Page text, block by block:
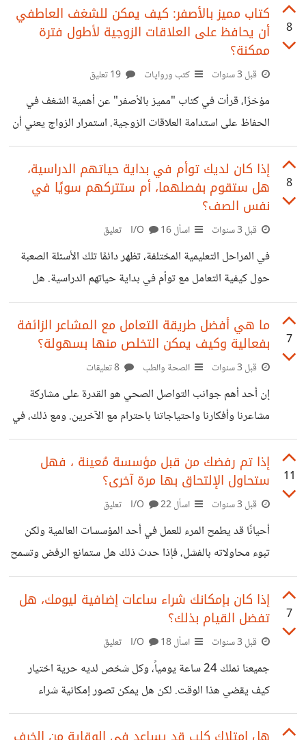
الأثرياء قد يجدون أنفسهم في مواقف مالية صعبة. قد تختلف
المشاكل في نوعياتها وتكرارها وشدتها، ولكن الجميع يجدون
أنفسهم إما يسعون لإدارة تلك المشاكل بفعالية أو يختارون
تجاهلها. هذين هما الخياران الوحيدان المتاحان لنا. أظهرت
الأبحاث مؤخرًا أن الإنسان يمتلك القدرة على حل المشاكل بشكل
استثنائي، ويمكن تحقيق ذلك عبر
8
كتاب مميز بالأصفر: كيف يمكن للشغف العاطفي
أن يحافظ على العلاقات الزوجية لأطول فترة
ممكنة؟
قبل 3 سنوات كتب وروايات
مؤخرًا، قرأت في كتاب "مميز بالأصفر" عن أهمية الشغف في
الحفاظ على استدامة العلاقات الزوجية. استمرار الزواج يعني أن
تقع في حب شريك حياتك مرارًا وتكرارًا، وذلك عبر الاعتماد على
الشغف الصادق في العلاقة. عندما تكون مغرمًا بشريك حياتك،
فإن مجرد التفكير فيه يجلب ابتسامة على وجهك، يثير إحساسًا
بالسعادة في داخلك، وتتطاير الفراشات من حولك .. هذا هو
الشغف الذي نتحدث عنه. واحدة من أهم النصائح التي يمكن أن
تفيد الكثيرين في الحفاظ على شرارة العلاقة هي مقولة "قد
8
إذا كان لديك توأم في بداية حياتهم الدراسية،
هل ستقوم بفصلهما، أم ستتركهم سويًا في
نفس الصف؟
قبل 3 سنوات اسأل I/O16 تعليق
في المراحل التعليمية المختلفة، تظهر دائمًا تلك الأسئلة الصعبة
حول كيفية التعامل مع توأم في بداية حياتهم الدراسية. هل
يجب فصلهما لمنع اعتماد أحدهما على الآخر، أم يجب السماح لهما
بالبقاء معًا لتعزيز علاقة الترابط والأخوية؟
7
ما هي أفضل طريقة التعامل مع المشاعر الزائفة
بفعالية وكيف يمكن التخلص منها بسهولة؟
قبل 3 سنوات الصحة والطب
إن أحد أهم جوانب التواصل الصحي هو القدرة على مشاركة
مشاعرنا وأفكارنا واحتياجاتنا باحترام مع الآخرين. ومع ذلك، في
بعض الأحيان، نخطئ في فهم مشاعرنا ونعبر عنها بطرق ليست
دقيقة. يحدث ذلك عندما نستخدم كلمات شائعة مثل "أشعر
بالتلاعب أو بالخيانة" دون أن نكون متأكدين من أنها تعبير عن
مشاعر حقيقية. على الرغم من أن هذه العبارات قد تبدو أنها تعبر
عن المشاعر بالفعل، إلا أنها ليست عواطف بل مجرد كلمات تعبر
عن مواقف من حياتنا السابقة. يشير عالم النفس
11
إذا تم رفضك من قبل مؤسسة مُعينة ، فهل
ستحاول الإلتحاق بها مرة آخرى؟
قبل 3 سنوات اسأل I/O22 تعليق
أحيانًا قد يطمح المرء للعمل في أحد المؤسسات العالمية ولكن
تبوء محاولاته بالفشل، فإذا حدث ذلك هل ستمانع الرفض وتسمح
لغرورك بالسيطرة عليك؟ أم ستنتظر بصبر وثقة الفرصة المناسبة
لتثبت قدراتك وجدارتك؟
7
إذا كان بإمكانك شراء ساعات إضافية ليومك، هل
تفضل القيام بذلك؟
قبل 3 سنوات اسأل I/O18 تعليق
جميعنا نملك 24 ساعة يومياً، وكل شخص لديه حرية اختيار
كيف يقضي هذا الوقت. لكن هل يمكن تصور إمكانية شراء
ساعات إضافية لتوسيع يومنا إلى 30 ساعة، وهل ستكون لهذه
الخيارات الإضافية تأثير إيجابي على إنتاجيتنا وأدائنا؟